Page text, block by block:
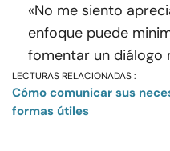
«No me siento
enfoque puede
fomentar un diálogo
LECTURAS RELACIONADAS :
Cómo comunicar sus
formas útiles